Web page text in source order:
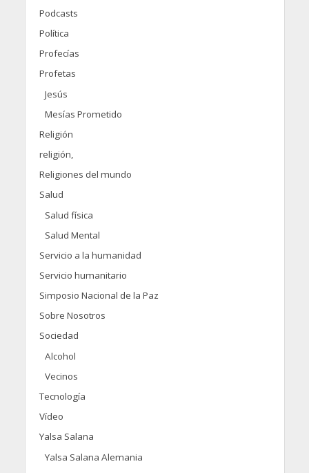
Podcasts
Política
Profecías
Profetas
Jesús
Mesías Prometido
Religión
religión,
Religiones del mundo
Salud
Salud física
Salud Mental
Servicio a la humanidad
Servicio humanitario
Simposio Nacional de la Paz
Sobre Nosotros
Sociedad
Alcohol
Vecinos
Tecnología
Vídeo
Yalsa Salana
Yalsa Salana Alemania